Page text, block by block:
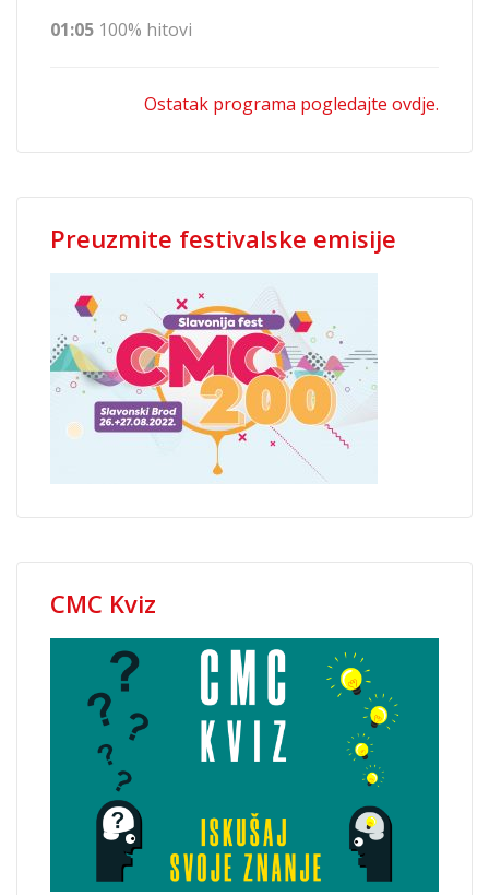
01:05 100% hitovi
Ostatak programa pogledajte ovdje.
Preuzmite festivalske emisije
CMC Kviz